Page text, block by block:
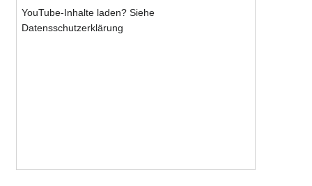
YouTube-Inhalte laden? Siehe
Datensschutzerklärung